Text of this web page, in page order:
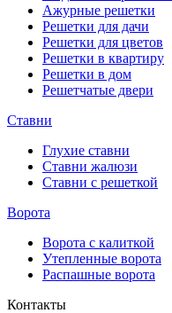
Ажурные решетки
Решетки для дачи
Решетки для цветов
Решетки в квартиру
Решетки в дом
Решетчатые двери
Ставни
Глухие ставни
Ставни жалюзи
Ставни с решеткой
Ворота
Ворота с калиткой
Утепленные ворота
Распашные ворота
Контакты